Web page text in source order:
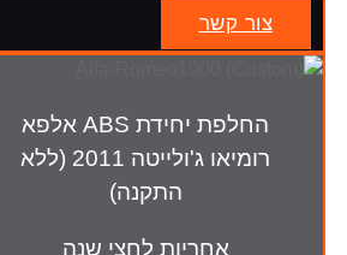
צור קשר
החלפת יחידת ABS אלפא
רומיאו ג'ולייטה 2011 (ללא
התקנה)
אחריות לחצי שנה